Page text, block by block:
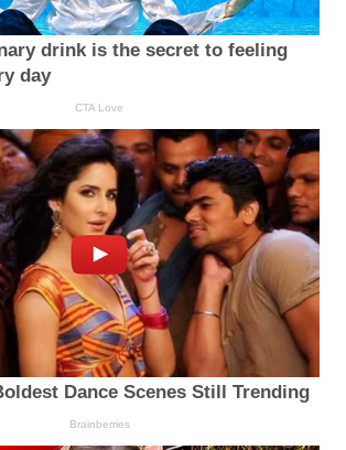
drink is the secret to feeling
day
CTA Love
Dance Scenes Still Trending
Brainberries